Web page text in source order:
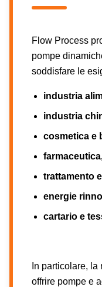
Flow Process
pompe
soddisfare le
industria
industria
cosmetica e
trattamento
energie
cartario e
In particolare,
offrire pompe e